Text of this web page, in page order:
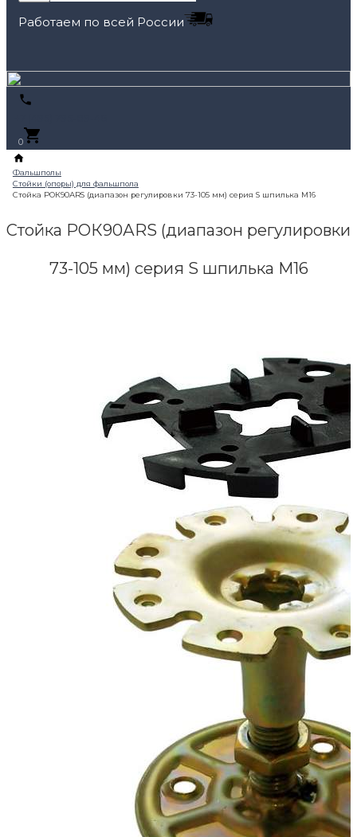
Работаем по всей России
0
Стойка РОК90АRS (диапазон регулировки
73-105 мм) серия S шпилька М16